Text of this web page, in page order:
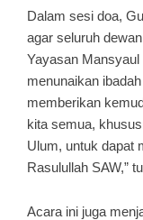
Dalam sesi doa,
agar seluruh
Yayasan
menunaikan
memberikan
kita semua,
Ulum, untuk dapat
Rasulullah SAW,”
Acara ini juga